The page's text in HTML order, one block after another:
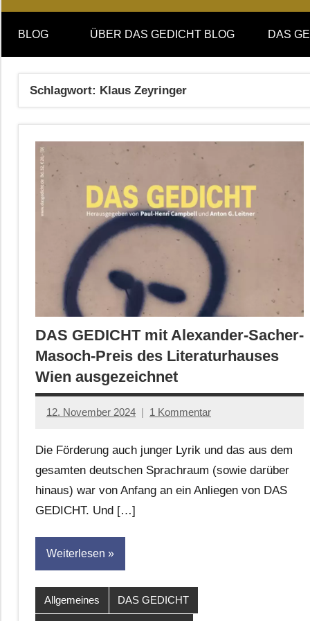
DAS
GEDICHT
blog
DAS
GEDICHT.
Zeitschrift
BLOG ÜBER DAS GEDICHT BLOG DAS
Schlagwort: Klaus Zeyringer
DAS GEDICHT mit Alexander-Sacher-
Masoch-Preis des Literaturhauses
Wien ausgezeichnet
12. November 2024
Jan-
Hornauer
für
dasgedichtblog
1 Kommentar
Die Förderung auch junger Lyrik und das aus dem
gesamten deutschen Sprachraum (sowie darüber
hinaus) war von Anfang an ein Anliegen von DAS
GEDICHT. Und […]
Weiterlesen
Allgemeines DAS GEDICHT